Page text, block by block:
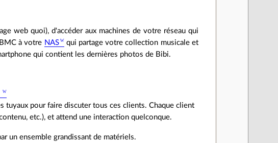
web quoi), d'accéder aux machines de votre réseau qui
à votre NAS
qui partage votre collection musicale et
qui contient les dernières photos de Bibi.
tuyaux pour faire discuter tous ces clients. Chaque client
etc.), et attend une interaction quelconque.
un ensemble grandissant de matériels.